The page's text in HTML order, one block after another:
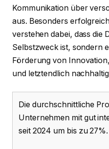
Kommunikation über
aus. Besonders
verstehen dabei, dass die
Selbstzweck ist, sondern
Förderung von
und letztendlich
Die durchschnittliche
Unternehmen mit gut
seit 2024 um bis zu 27%.